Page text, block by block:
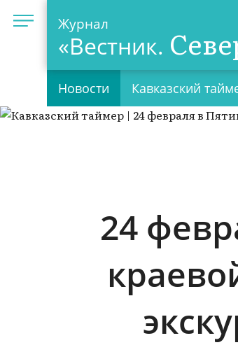
Журнал
«Вестник.
Новости Кавказский
24